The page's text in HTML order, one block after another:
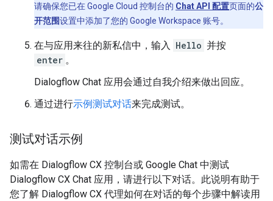
请确保您已在 Google Cloud 控制台的 Chat API 配置页面的公
开范围设置中添加了您的 Google Workspace 账号。
在与应用来往的新私信中，输入 Hello 并按
enter 。
Dialogflow Chat 应用会通过自我介绍来做出回应。
通过进行示例测试对话来完成测试。
测试对话示例
如需在 Dialogflow CX 控制台或 Google Chat 中测试
Dialogflow CX Chat 应用，请进行以下对话。此说明有助于
您了解 Dialogflow CX 代理如何在对话的每个步骤中解读用